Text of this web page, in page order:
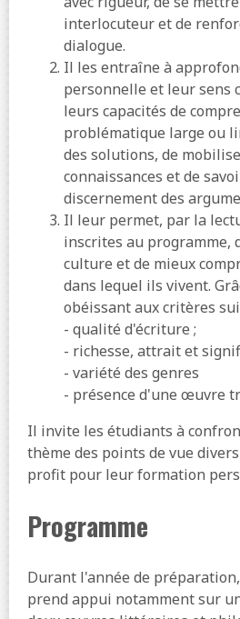
interlocuteur et de
dialogue.
Il les entraîne à
personnelle et leur sens
leurs capacités de
problématique large ou
des solutions, de
connaissances et de
discernement des
Il leur permet, par la
inscrites au programme,
culture et de mieux
dans lequel ils vivent.
obéissant aux critères
- qualité d'écriture ;
- richesse, attrait et
- variété des genres
- présence d'une œuvre
Il invite les étudiants à
thème des points de vue
profit pour leur formation
Programme
Durant l'année de
prend appui notamment sur